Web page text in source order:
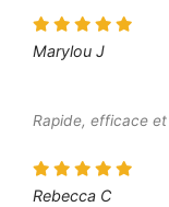
Marylou J
Rapide, efficace
Rebecca C